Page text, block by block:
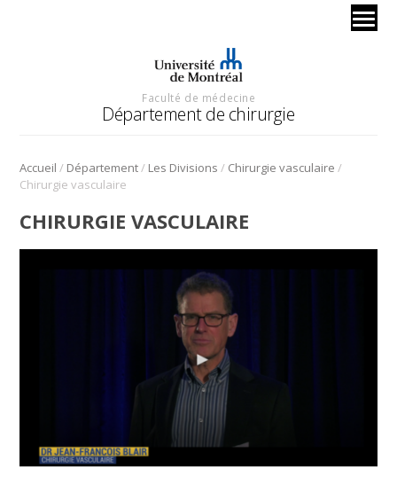
Faculté de médecine
Département de chirurgie
Accueil / Département/ Les Divisions / Chirurgie vasculaire /
Chirurgie vasculaire
CHIRURGIE VASCULAIRE